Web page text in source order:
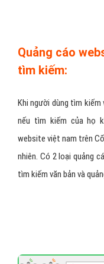
Quảng cáo
tìm kiếm:
Khi người dùng tìm
nếu tìm kiếm của họ
website việt nam trên
nhiên. Có 2 loại quảng
tìm kiếm văn bản và